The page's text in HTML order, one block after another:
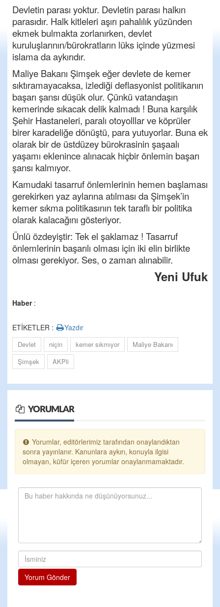
Devletin parası yoktur. Devletin parası halkın
parasıdır. Halk kitleleri aşırı pahalılık yüzünden
ekmek bulmakta zorlanırken, devlet
kuruluşlarının/bürokratların lüks içinde yüzmesi
islama da aykırıdır.
Maliye Bakanı Şimşek eğer devlete de kemer
sıktıramayacaksa, izlediği deflasyonist politikanın
başarı şansı düşük olur. Çünkü vatandaşın
kemerinde sıkacak delik kalmadı ! Buna karşılık
Şehir Hastaneleri, paralı otoyolllar ve köprüler
birer karadeliğe dönüştü, para yutuyorlar. Buna ek
olarak bir de üstdüzey bürokrasinin şaşaalı
yaşamı eklenince alınacak hiçbir önlemin başarı
şansı kalmıyor.
Kamudaki tasarruf önlemlerinin hemen başlaması
gerekirken yaz aylarına atılması da Şimşek’in
kemer sıkma politikasının tek taraflı bir politika
olarak kalacağını gösteriyor.
Ünlü özdeyiştir: Tek el şaklamaz ! Tasarruf
önlemlerinin başarılı olması için iki elin birlikte
olması gerekiyor. Ses, o zaman alınabilir.
Yeni Ufuk
Haber:
ETİKETLER : Yazdır
Devlet niçin kemer sıkmıyor
Maliye Bakanı
Şimşek
AKPli
YORUMLAR
Yorumlar, editörlerimiz tarafından onaylandıktan
sonra yayınlanır. Kanunlara aykırı, konuyla ilgisi
olmayan, küfür içeren yorumlar onaylanmamaktadır.
Yorum Gönder